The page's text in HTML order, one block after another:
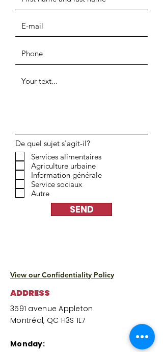
De quel sujet s'agit-il?
Services alimentaires
Agriculture urbaine
Information générale
Service sociaux
Autre
SEND
View our Confidentiality Policy
ADDRESS
3591 avenue Appleton
Montréal, QC H3S 1L7
Monday: